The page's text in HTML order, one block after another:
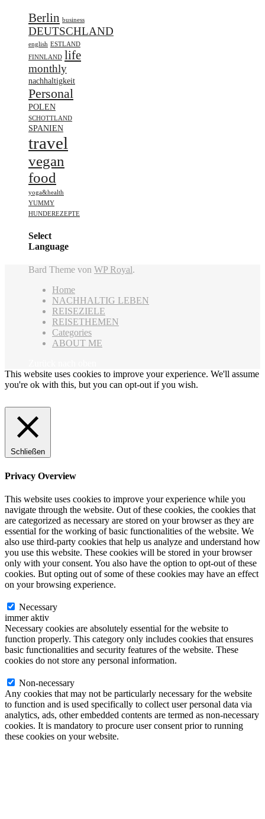
Berlin business
DEUTSCHLAND
english ESTLAND
FINNLAND life
monthly
nachhaltigkeit
Personal
POLEN
SCHOTTLAND
SPANIEN
travel
vegan
food
yoga&health
YUMMY
HUNDEREZEPTE
Select
Language
Bard Theme von WP Royal.
Home
NACHHALTIG LEBEN
REISEZIELE
REISETHEMEN
Categories
ABOUT ME
This website uses cookies to improve your experience. We'll assume
you're ok with this, but you can opt-out if you wish.
Schließen
Privacy Overview
This website uses cookies to improve your experience while you
navigate through the website. Out of these cookies, the cookies that
are categorized as necessary are stored on your browser as they are
essential for the working of basic functionalities of the website. We
also use third-party cookies that help us analyze and understand how
you use this website. These cookies will be stored in your browser
only with your consent. You also have the option to opt-out of these
cookies. But opting out of some of these cookies may have an effect
on your browsing experience.
Necessary
immer aktiv
Necessary cookies are absolutely essential for the website to
function properly. This category only includes cookies that ensures
basic functionalities and security features of the website. These
cookies do not store any personal information.
Non-necessary
Any cookies that may not be particularly necessary for the website
to function and is used specifically to collect user personal data via
analytics, ads, other embedded contents are termed as non-necessary
cookies. It is mandatory to procure user consent prior to running
these cookies on your website.